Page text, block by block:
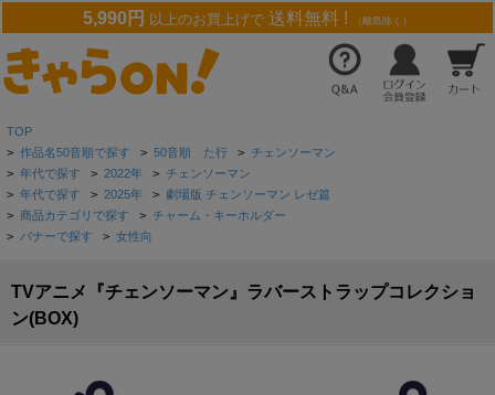
5,990円 以上のお買上げで 送料無料 ! （離島除く）
TOP
> 作品名50音順で探す > 50音順 た行 > チェンソーマン
> 年代で探す > 2022年 > チェンソーマン
> 年代で探す > 2025年 > 劇場版 チェンソーマン レゼ篇
> 商品カテゴリで探す > チャーム・キーホルダー
> バナーで探す > 女性向
TVアニメ『チェンソーマン』ラバーストラップコレクショ
ン(BOX)